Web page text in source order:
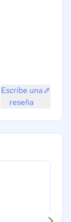
Escribe una
reseña